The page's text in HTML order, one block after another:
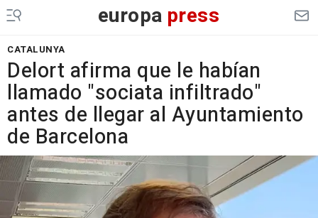
europa press
CATALUNYA
Delort afirma que le habían
llamado "sociata infiltrado"
antes de llegar al Ayuntamiento
de Barcelona